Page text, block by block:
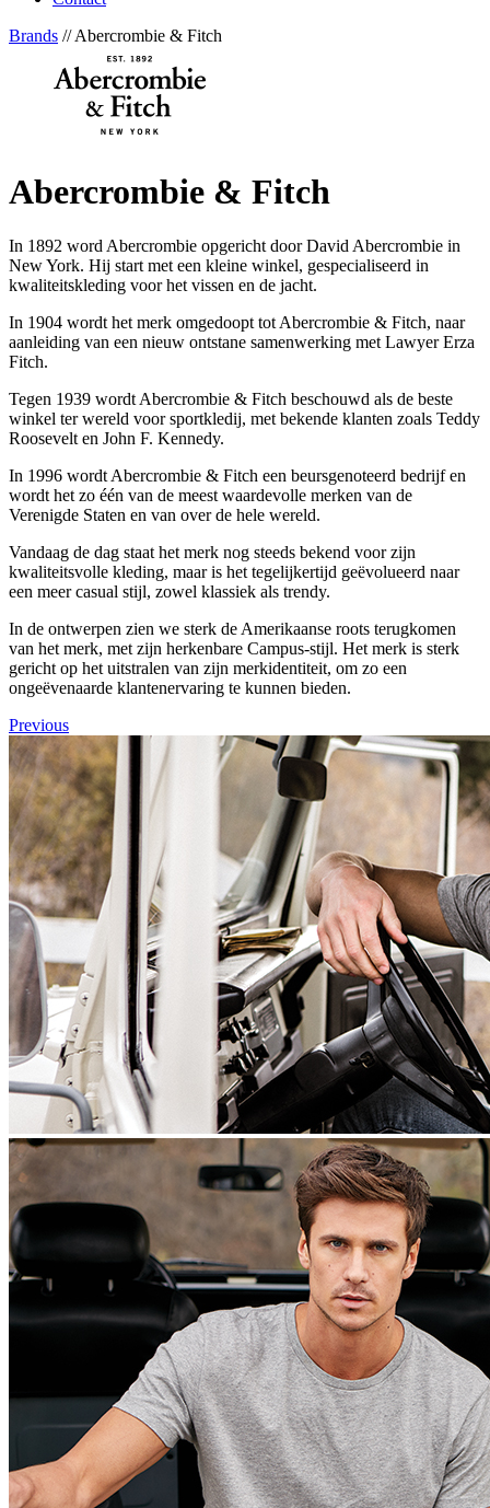
Brands // Abercrombie & Fitch
Abercrombie & Fitch
In 1892 word Abercrombie opgericht door David Abercrombie in
New York. Hij start met een kleine winkel, gespecialiseerd in
kwaliteitskleding voor het vissen en de jacht.
In 1904 wordt het merk omgedoopt tot Abercrombie & Fitch, naar
aanleiding van een nieuw ontstane samenwerking met Lawyer Erza
Fitch.
Tegen 1939 wordt Abercrombie & Fitch beschouwd als de beste
winkel ter wereld voor sportkledij, met bekende klanten zoals Teddy
Roosevelt en John F. Kennedy.
In 1996 wordt Abercrombie & Fitch een beursgenoteerd bedrijf en
wordt het zo één van de meest waardevolle merken van de
Verenigde Staten en van over de hele wereld.
Vandaag de dag staat het merk nog steeds bekend voor zijn
kwaliteitsvolle kleding, maar is het tegelijkertijd geëvolueerd naar
een meer casual stijl, zowel klassiek als trendy.
In de ontwerpen zien we sterk de Amerikaanse roots terugkomen
van het merk, met zijn herkenbare Campus-stijl. Het merk is sterk
gericht op het uitstralen van zijn merkidentiteit, om zo een
ongeëvenaarde klantenervaring te kunnen bieden.
Previous